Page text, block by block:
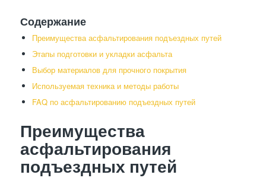
Содержание
Преимущества асфальтирования подъездных путей
Этапы подготовки и укладки асфальта
Выбор материалов для прочного покрытия
Используемая техника и методы работы
FAQ по асфальтированию подъездных путей
Преимущества
асфальтирования
подъездных путей